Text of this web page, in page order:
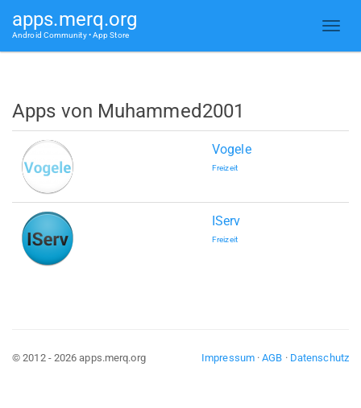
apps.merq.org
Android Community • App Store
Apps von Muhammed2001
Vogele
Freizeit
IServ
Freizeit
Impressum·AGB · Datenschutz
© 2012 - 2026 apps.merq.org